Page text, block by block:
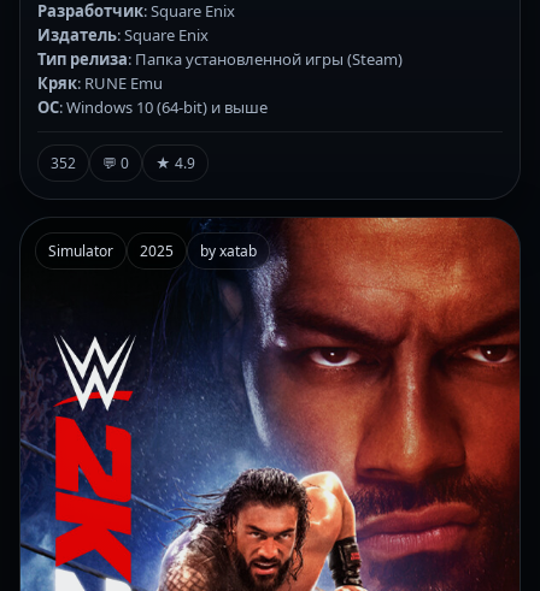
Разработчик: Square Enix
Издатель: Square Enix
Тип релиза: Папка установленной игры (Steam)
Кряк: RUNE Emu
ОС: Windows 10 (64-bit) и выше
352 💬 0 ★ 4.9
Simulator 2025 by xatab